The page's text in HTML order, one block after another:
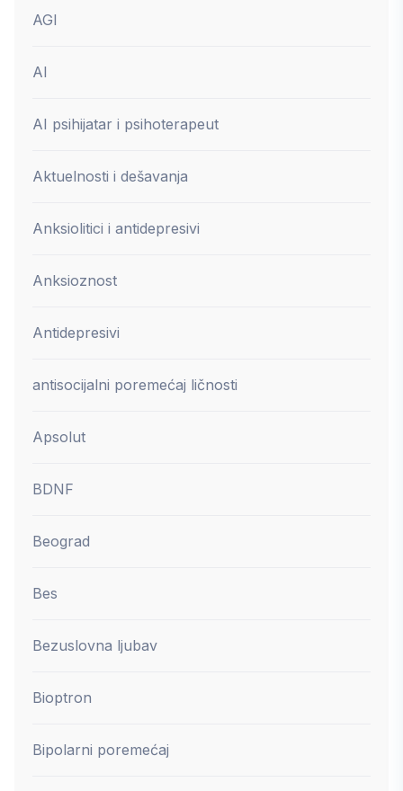
AGI
AI
AI psihijatar i psihoterapeut
Aktuelnosti i dešavanja
Anksiolitici i antidepresivi
Anksioznost
Antidepresivi
antisocijalni poremećaj ličnosti
Apsolut
BDNF
Beograd
Bes
Bezuslovna ljubav
Bioptron
Bipolarni poremećaj